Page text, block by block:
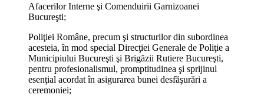
Afacerilor Interne şi Comenduirii Garnizoanei
Bucureşti;
Poliţiei Române, precum şi structurilor din subordinea
acesteia, în mod special Direcţiei Generale de Poliţie a
Municipiului Bucureşti şi Brigăzii Rutiere Bucureşti,
pentru profesionalismul, promptitudinea şi sprijinul
esenţial acordat în asigurarea bunei desfăşurări a
ceremoniei;